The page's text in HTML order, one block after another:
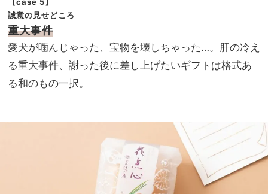
誠意の見せどころ
重大事件
愛犬が噛んじゃった、宝物を壊しちゃった…。肝の冷え
る重大事件、謝った後に差し上げたいギフトは格式あ
る和のもの一択。